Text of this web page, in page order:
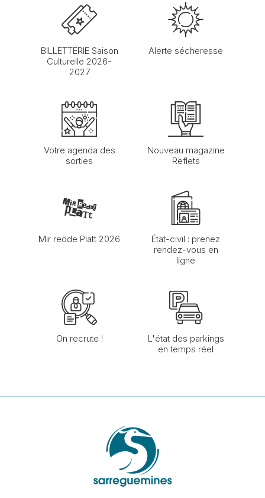
BILLETTERIE Saison
Culturelle 2026-
2027
Alerte sécheresse
Votre agenda des
sorties
Nouveau magazine
Reflets
Mir redde Platt 2026
État-civil : prenez
rendez-vous en
ligne
On recrute !
L'état des parkings
en temps réel